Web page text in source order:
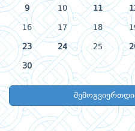
9 10 11
16 17 18
23 24 25
30